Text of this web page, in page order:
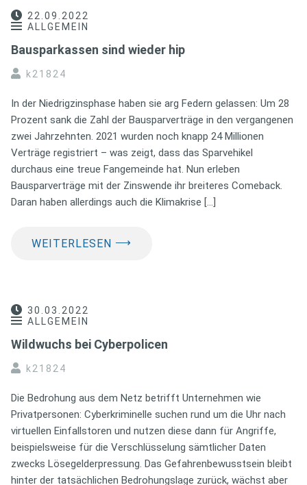
22.09.2022
ALLGEMEIN
Bausparkassen sind wieder hip
k21824
In der Niedrigzinsphase haben sie arg Federn gelassen: Um 28
Prozent sank die Zahl der Bausparverträge in den vergangenen
zwei Jahrzehnten. 2021 wurden noch knapp 24 Millionen
Verträge registriert – was zeigt, dass das Sparvehikel
durchaus eine treue Fangemeinde hat. Nun erleben
Bausparverträge mit der Zinswende ihr breiteres Comeback.
Daran haben allerdings auch die Klimakrise […]
WEITERLESEN ⟶
30.03.2022
ALLGEMEIN
Wildwuchs bei Cyberpolicen
k21824
Die Bedrohung aus dem Netz betrifft Unternehmen wie
Privatpersonen: Cyberkriminelle suchen rund um die Uhr nach
virtuellen Einfallstoren und nutzen diese dann für Angriffe,
beispielsweise für die Verschlüsselung sämtlicher Daten
zwecks Lösegelderpressung. Das Gefahrenbewusstsein bleibt
hinter der tatsächlichen Bedrohungslage zurück, wächst aber